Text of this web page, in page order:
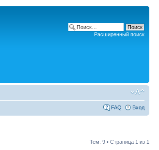
Расширенный поиск
FAQ Вход
Тем: 9 • Страница 1 из 1